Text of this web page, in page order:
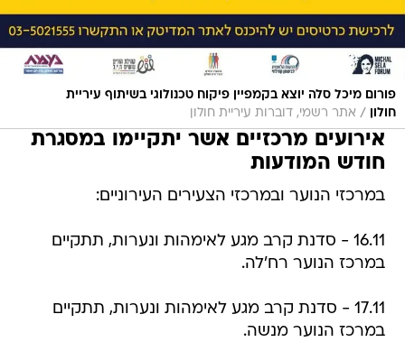
פורום מיכל סלה יוצא בקמפיין פיקוח טכנולוגי בשיתוף עיריית
חולון
/ אתר רשמי, דוברות עיריית חולון
אירועים מרכזיים אשר יתקיימו במסגרת
חודש המודעות
במרכזי הנוער ובמרכזי הצעירים העירוניים:
16.11 - סדנת קרב מגע לאימהות ונערות, תתקיים
במרכז הנוער רח'לה.
17.11 - סדנת קרב מגע לאימהות ונערות, תתקיים
במרכז הנוער מנשה.